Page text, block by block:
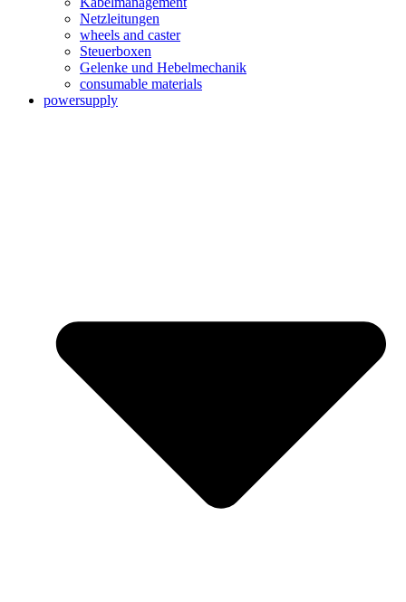
Netzleitungen
wheels and caster
Steuerboxen
Gelenke und Hebelmechanik
consumable materials
powersupply